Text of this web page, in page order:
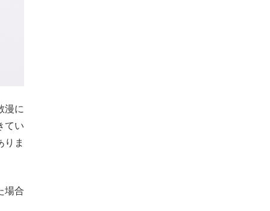
漫に
てい
りま
場合